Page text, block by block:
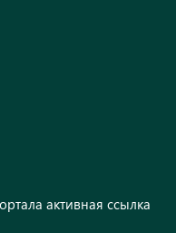
активная ссылка